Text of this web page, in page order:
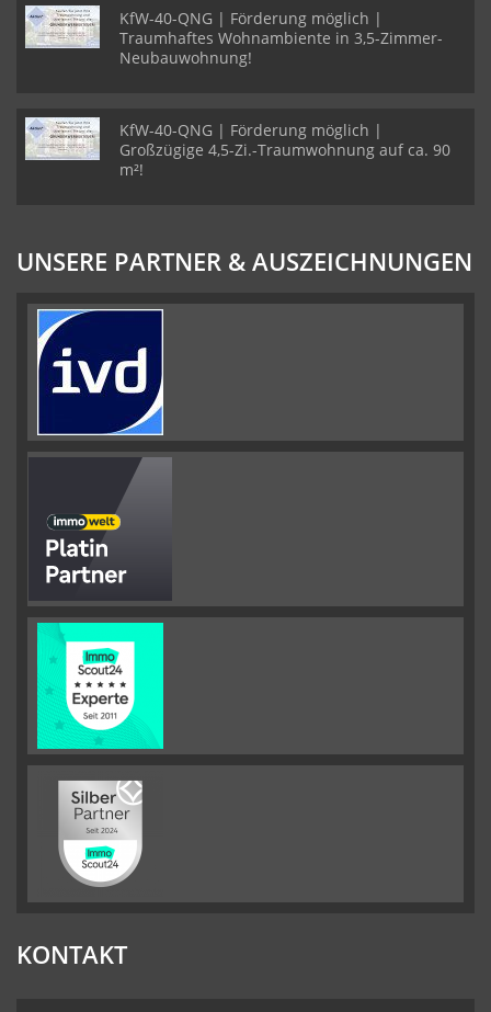
KfW-40-QNG | Förderung möglich |
Traumhaftes Wohnambiente in 3,5-Zimmer-
Neubauwohnung!
KfW-40-QNG | Förderung möglich |
Großzügige 4,5-Zi.-Traumwohnung auf ca. 90
m²!
UNSERE PARTNER & AUSZEICHNUNGEN
KONTAKT